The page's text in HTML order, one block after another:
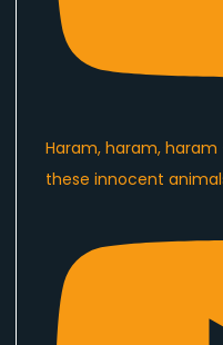
Haram, haram,
these innocent